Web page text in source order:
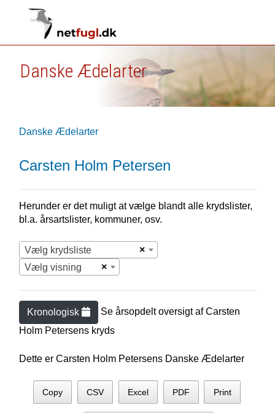
Danske Ædelarter
Danske Ædelarter
Carsten Holm Petersen
Herunder er det muligt at vælge blandt alle krydslister,
bl.a. årsartslister, kommuner, osv.
×
Vælg krydsliste
×
Vælg visning
Kronologisk Se årsopdelt oversigt afCarsten
Holm Petersens kryds
Dette er Carsten Holm Petersens Danske Ædelarter
Copy CSV Excel PDF Print